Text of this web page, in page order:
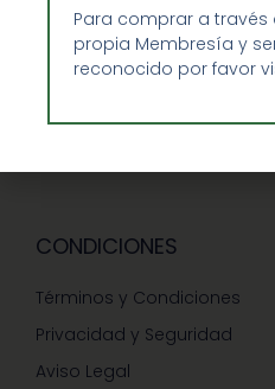
Guía de Compra
Precios-Envíos-Formas de
CONDICIONES
Términos y Condiciones
Privacidad y Seguridad
Aviso Legal
Para comprar a
propia Membresía y
reconocido por favor